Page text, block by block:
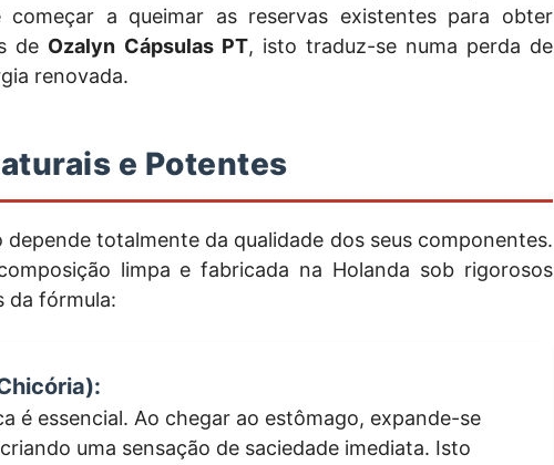
começar a queimar as reservas existentes para obter
de Ozalyn Cápsulas PT, isto traduz-se numa perda de
renovada.
e Potentes
depende totalmente da qualidade dos seus componentes.
limpa e fabricada na Holanda sob rigorosos
da fórmula:
é essencial. Ao chegar ao estômago, expande-se
uma sensação de saciedade imediata. Isto